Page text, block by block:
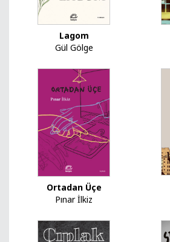
Lagom
Gül Gölge
Ortadan Üçe
Pınar İlkiz